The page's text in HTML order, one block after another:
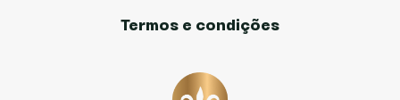
Termos e condições